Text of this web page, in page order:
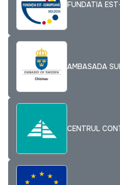
FUNDATIA
AMBASADA
CENTRUL